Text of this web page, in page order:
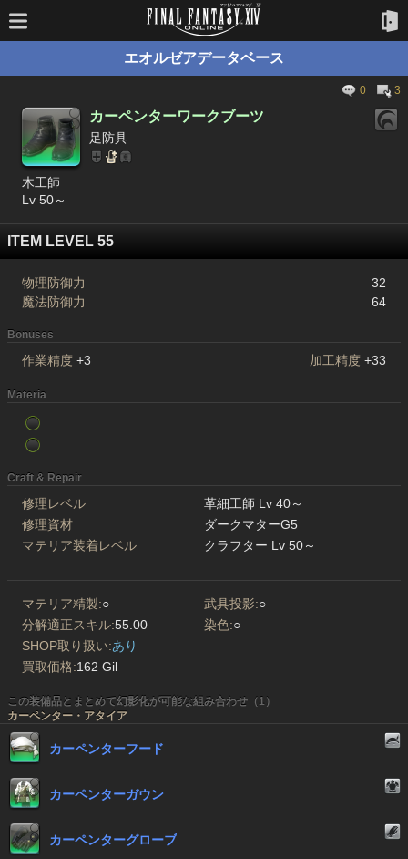
エオルゼアデータベース
0 3
カーペンターワークブーツ
足防具
木工師
Lv 50～
ITEM LEVEL 55
物理防御力
32
魔法防御力
64
Bonuses
作業精度 +3 加工精度 +33
Materia
Craft & Repair
修理レベル
革細工師 Lv 40～
修理資材
ダークマターG5
マテリア装着レベル
クラフター Lv 50～
マテリア精製:○ 武具投影:○
分解適正スキル:55.00 染色:○
SHOP取り扱い:あり
買取価格:162 Gil
この装備品とまとめて幻影化が可能な組み合わせ（1）
カーペンター・アタイア
カーペンターフード
カーペンターガウン
カーペンターグローブ